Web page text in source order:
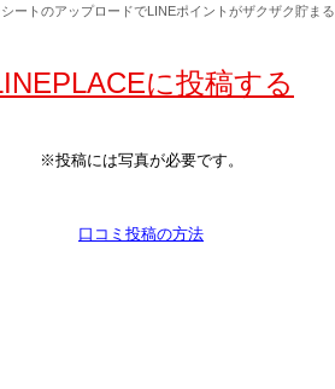
ートのアップロードでLINEポイントがザクザク貯まる
に投稿する
※投稿には写真が必要です。
口コミ投稿の方法